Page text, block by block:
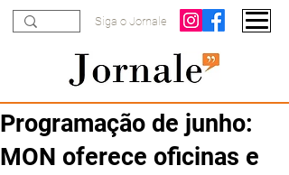
Siga o Jornale
Programação de junho:
MON oferece oficinas e